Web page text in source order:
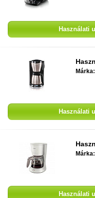
Használati
Márka:
Használati
Márka:
Használati